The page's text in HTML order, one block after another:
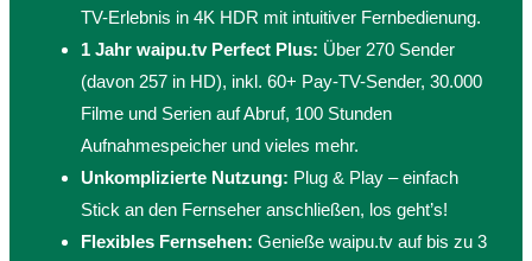
TV-Erlebnis in 4K HDR mit intuitiver Fernbedienung.
1 Jahr waipu.tv Perfect Plus: Über 270 Sender
(davon 257 in HD), inkl. 60+ Pay-TV-Sender, 30.000
Filme und Serien auf Abruf, 100 Stunden
Aufnahmespeicher und vieles mehr.
Unkomplizierte Nutzung: Plug & Play – einfach
Stick an den Fernseher anschließen, los geht’s!
Flexibles Fernsehen: Genieße waipu.tv auf bis zu 3